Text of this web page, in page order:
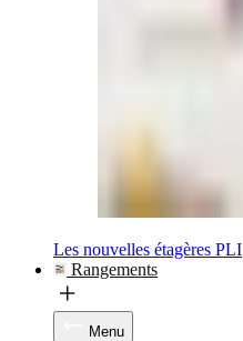
Les nouvelles étagères PLI
Rangements
Menu